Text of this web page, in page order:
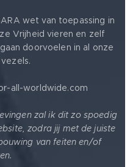
wet van toepassing in
Vrijheid vieren en zelf
doorvoelen in al onze
all-worldwide.com
zal ik dit zo spoedig
zodra jij met de juiste
van feiten en/of